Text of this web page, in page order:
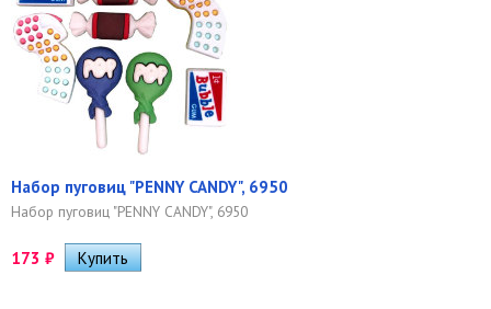
Набор пуговиц "PENNY CANDY", 6950
Набор пуговиц "PENNY CANDY", 6950
173 ₽